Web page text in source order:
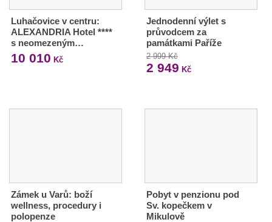
Luhačovice v centru:
ALEXANDRIA Hotel ****
s neomezeným…
10 010 Kč
Jednodenní výlet s
průvodcem za
památkami Paříže
2 999 Kč
2 949 Kč
Zámek u Varů: boží
wellness, procedury i
polopenze
Pobyt v penzionu pod
Sv. kopečkem v
Mikulově